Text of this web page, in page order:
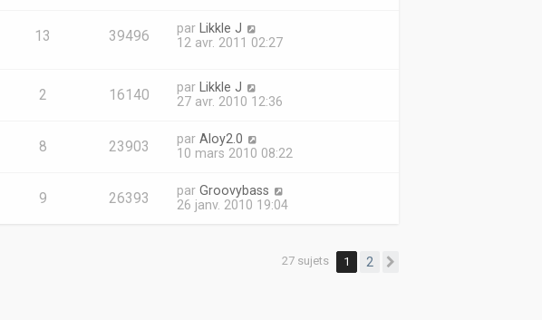
13 39496 par
Likkle J
12 avr. 2011 02:27
2 16140 par
Likkle J
27 avr. 2010 12:36
8 23903 par Aloy2.0
10 mars 2010 08:22
9 26393 par Groovybass
26 janv. 2010 19:04
27 sujets 1 2